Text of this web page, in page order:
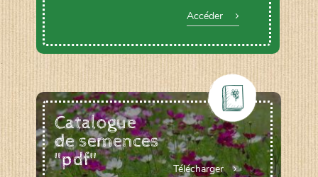
Accéder
Catalogue
de semences
"pdf"
Télécharger